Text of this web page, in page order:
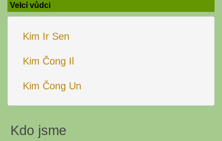
Velcí vůdci
Kim Ir Sen
Kim Čong Il
Kim Čong Un
Kdo jsme